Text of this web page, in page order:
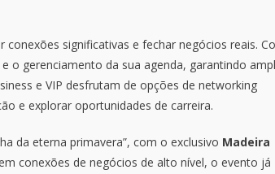
significativas e fechar negócios reais.
o gerenciamento da sua agenda, garantindo
e VIP desfrutam de opções de networking
e explorar oportunidades de carreira.
da eterna primavera”, com o exclusivo Madeira
conexões de negócios de alto nível, o evento já